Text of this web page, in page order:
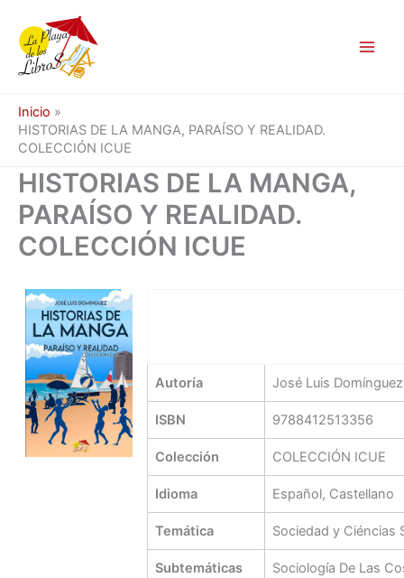
contenido
Inicio
HISTORIAS DE LA MANGA, PARAÍSO Y REALIDAD.
COLECCIÓN ICUE
HISTORIAS DE LA MANGA,
PARAÍSO Y REALIDAD.
COLECCIÓN ICUE
Autoría José Luis Domínguez
ISBN 9788412513356
Colección COLECCIÓN ICUE
Idioma Español, Castellano
Temática Sociedad y Ciéncias
Subtemáticas Sociología De Las